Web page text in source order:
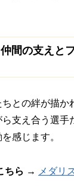
間の支えと
との絆が描か
支え合う選手
感じます。
ちら → メダリ